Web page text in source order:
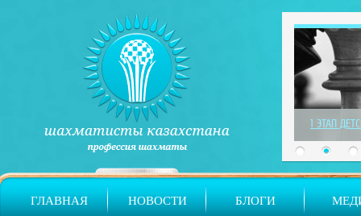
ГЛАВНАЯ НОВОСТИ БЛОГИ
1 ЭТАП